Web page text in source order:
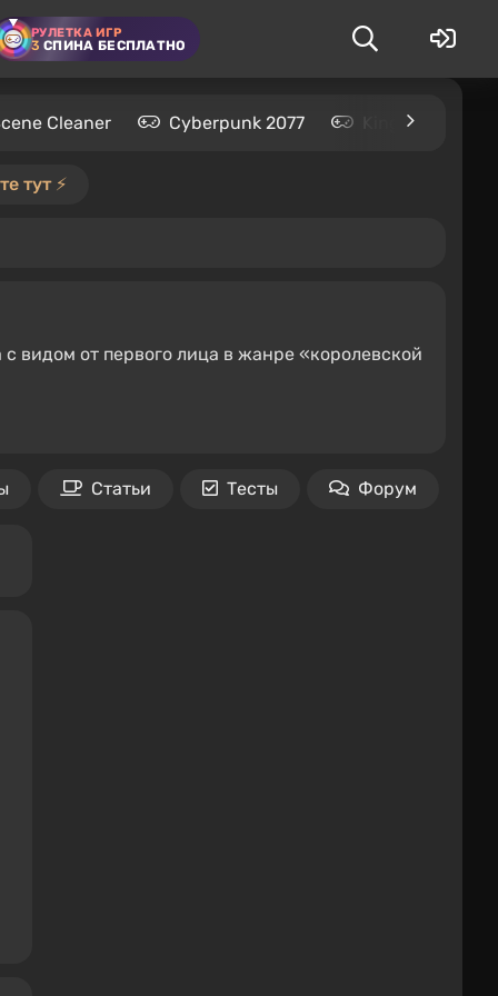
РУЛЕТКА ИГР
3 СПИНА БЕСПЛАТНО
Cleaner Cyberpunk 2077 Kingdom
тут ⚡️
видом от первого лица в жанре «королевской
Статьи Тесты Форум